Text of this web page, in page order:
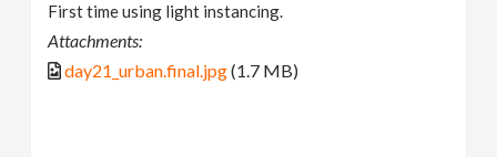
First time using light instancing.
Attachments:
day21_urban.final.jpg(1.7 MB)